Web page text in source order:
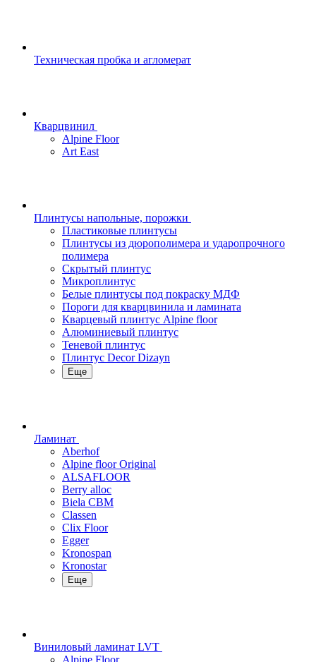
Техническая пробка и агломерат
Кварцвинил
Alpine Floor
Art East
Плинтусы напольные, порожки
Пластиковые плинтусы
Плинтусы из дюрополимера и ударопрочного
полимера
Скрытый плинтус
Микроплинтус
Белые плинтусы под покраску МДФ
Пороги для кварцвинила и ламината
Кварцевый плинтус Alpine floor
Алюминиевый плинтус
Теневой плинтус
Плинтус Decor Dizayn
Еще
Ламинат
Aberhof
Alpine floor Original
ALSAFLOOR
Berry alloc
Biela CBM
Classen
Clix Floor
Egger
Kronospan
Kronostar
Еще
Виниловый ламинат LVT
Alpine Floor